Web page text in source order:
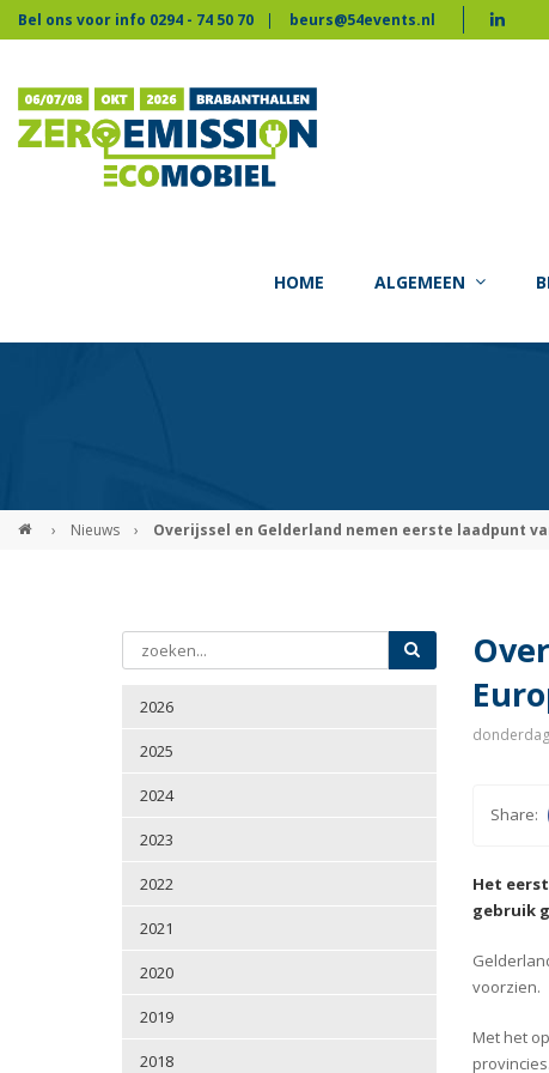
Bel ons voor info 0294 - 74 50 70 beurs@54events.nl
HOME ALGEMEEN
› Nieuws › Overijssel en Gelderland nemen eerste laadpunt
2026
2025
2024
2023
2022
2021
2020
2019
2018
Het
gebruik
voorzien.
Met het